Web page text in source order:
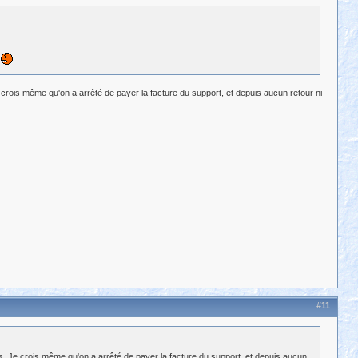
même qu'on a arrêté de payer la facture du support, et depuis aucun retour ni
#11